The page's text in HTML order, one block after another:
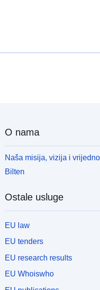
područja”, u kojima je razina
šumarska, obrtnička,
O nama
Naša misija, vizija i
Bilten
Ostale usluge
EU law
EU tenders
EU research results
EU Whoiswho